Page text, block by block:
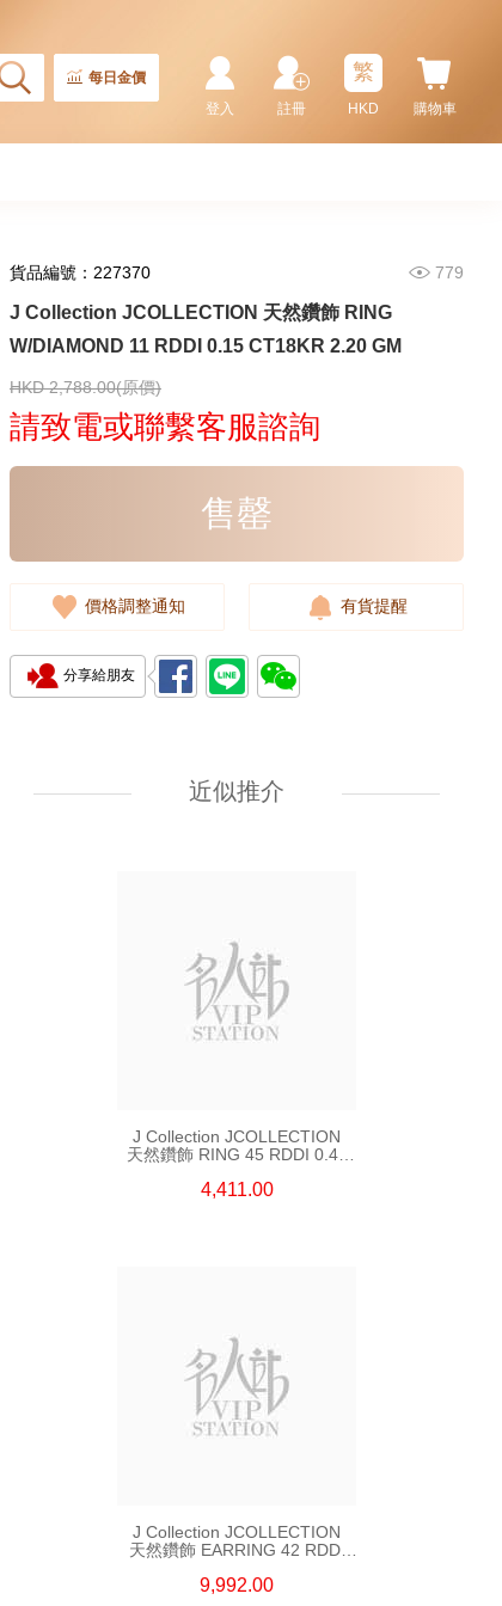
每日金價
購物車
繁
HKD
註冊
登入
貨品編號：227370 779
J Collection JCOLLECTION 天然鑽飾 RING
W/DIAMOND 11 RDDI 0.15 CT18KR 2.20 GM
HKD 2,788.00(原價)
請致電或聯繫客服諮詢
售罄
價格調整通知 有貨提醒
分享給朋友
近似推介
J Collection JCOLLECTION
RDDI 0.32 CT18KR 2.14 GM
18KW 4.50 GM (Head 6.5mm)
3,764.00
J Collection JCOLLECTION
天然鑽飾 RING 45 RDDI 0.48
4,411.00
J Collection JCOLLECTION
天然鑽飾 EARRING 42 RDDI
9,992.00